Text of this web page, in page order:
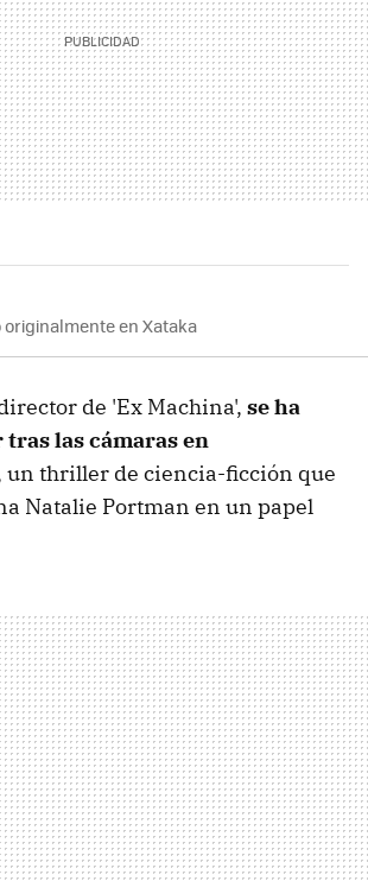
originalmente en Xataka
de 'Ex Machina', se ha
las cámaras en
un thriller de ciencia-ficción que
Natalie Portman en un papel